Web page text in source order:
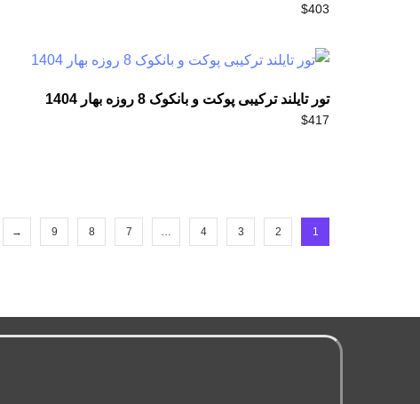
$403
تور تایلند ترکیبی پوکت و بانکوک 8 روزه بهار 1404
$417
1
2
3
4
7
8
9
→